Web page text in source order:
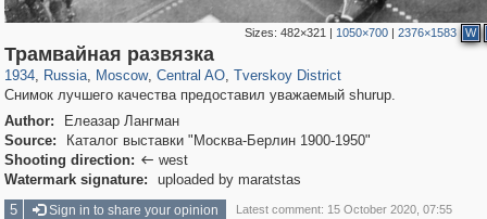
Sizes: 482×321 | 1050×700| 2376×1583 W
Трамвайная развязка
1934, Russia
1,407,780 29,263
, Moscow
319,968 8,295
, Central AO
160,055 5,920
, Tverskoy District
53,063
Снимок лучшего качества предоставил уважаемый shurup.
Author:
Елеазар Лангман
Source:
Каталог выставки "Москва-Берлин 1900-1950"
Shooting direction:  west
Watermark signature:
uploaded by maratstas
5
Sign in to share your opinion Latest comment: 15 October 2020, 07:55